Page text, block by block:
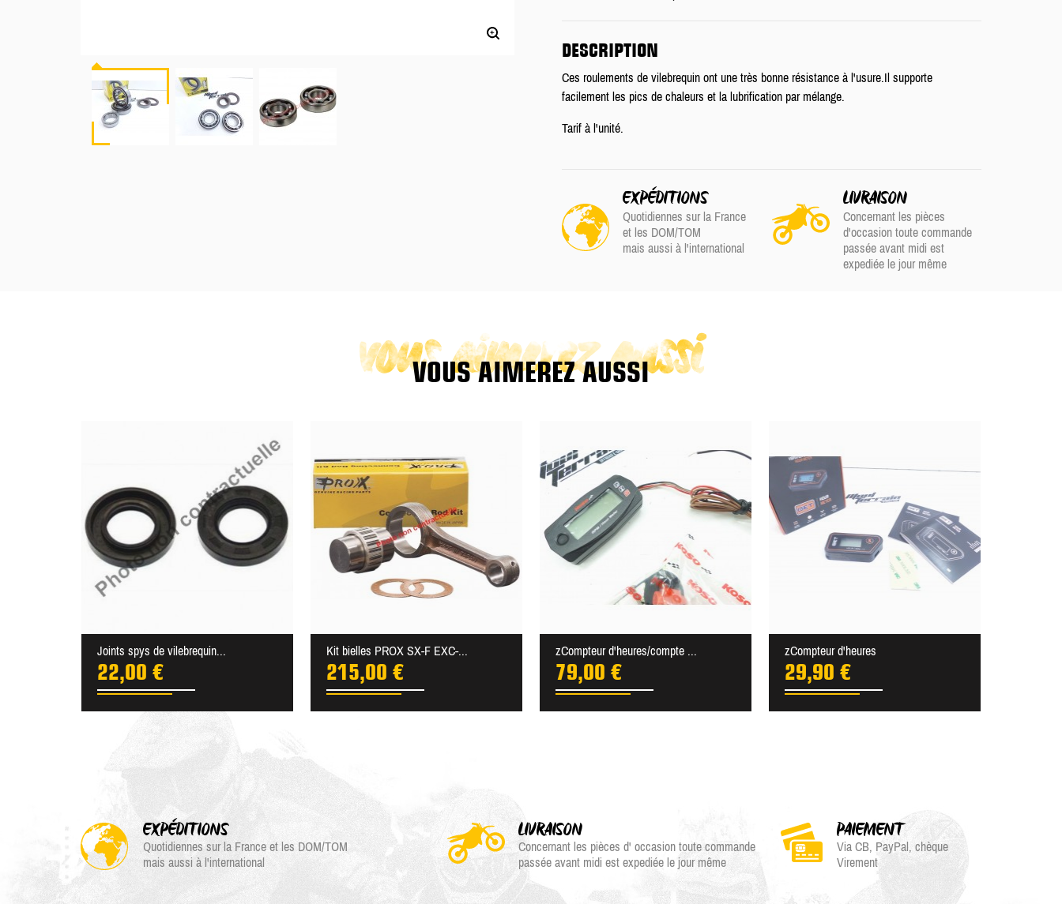
DESCRIPTION
Ces roulements de vilebrequin ont une très bonne résistance à l'usure.Il supporte
facilement les pics de chaleurs et la lubrification par mélange.
Tarif à l'unité.
EXPÉDITIONS
Quotidiennes sur la France
et les DOM/TOM
mais aussi à l'international
LIVRAISON
Concernant les pièces
d'occasion toute commande
passée avant midi est
expediée le jour même
VOUS AIMEREZ AUSSI
vous aimerez aussi
Joints spys de vilebrequin...
22,00 €
Kit bielles PROX SX-F EXC-...
215,00 €
zCompteur d'heures/compte ...
79,00 €
zCompteur d'heures
29,90 €
EXPÉDITIONS
Quotidiennes sur la France et les DOM/TOM
mais aussi à l'international
LIVRAISON
Concernant les pièces d' occasion toute commande
passée avant midi est expediée le jour même
PAIEMENT
Via CB, PayPal, chèque
Virement